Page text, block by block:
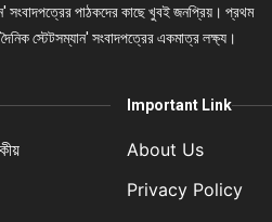
সংবাদপত্রের পাঠকদের কাছে খুবই জনপ্রিয়। প্রথম
স্টেটসম্যান' সংবাদপত্রের একমাত্র লক্ষ্য।
Important Link
About Us
Privacy Policy